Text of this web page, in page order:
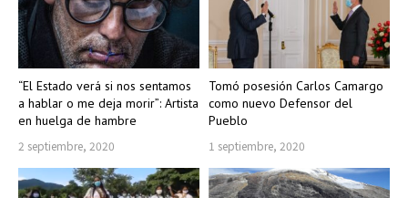
“El Estado verá si nos sentamos
a hablar o me deja morir”: Artista
en huelga de hambre
2 septiembre, 2020
Tomó posesión Carlos Camargo
como nuevo Defensor del
Pueblo
1 septiembre, 2020